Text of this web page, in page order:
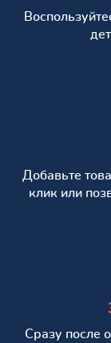
Добавьте
клик или
Сразу после